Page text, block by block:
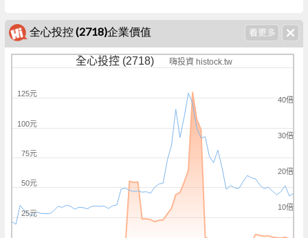
全心投控 (2718)企業價值
全心投控 (2718) 嗨投資 histock.tw
10倍
20倍
30倍
40倍
25元
50元
75元
100元
125元